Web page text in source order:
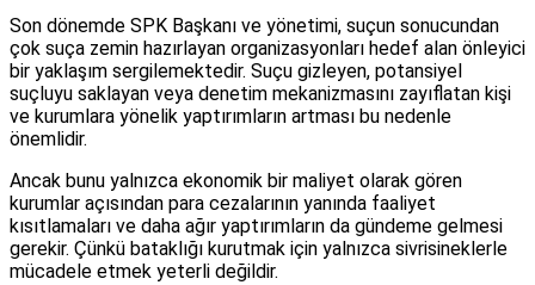
Son dönemde SPK Başkanı ve yönetimi, suçun sonucundan
çok suça zemin hazırlayan organizasyonları hedef alan önleyici
bir yaklaşım sergilemektedir. Suçu gizleyen, potansiyel
suçluyu saklayan veya denetim mekanizmasını zayıflatan kişi
ve kurumlara yönelik yaptırımların artması bu nedenle
önemlidir.
Ancak bunu yalnızca ekonomik bir maliyet olarak gören
kurumlar açısından para cezalarının yanında faaliyet
kısıtlamaları ve daha ağır yaptırımların da gündeme gelmesi
gerekir. Çünkü bataklığı kurutmak için yalnızca sivrisineklerle
mücadele etmek yeterli değildir.